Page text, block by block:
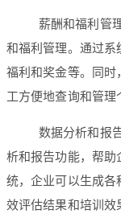
薪酬和福利管
和福利管理。通过系
福利和奖金等。同时
工方便地查询和管理
数据分析和报
析和报告功能，帮助
统，企业可以生成各
效评估结果和培训效